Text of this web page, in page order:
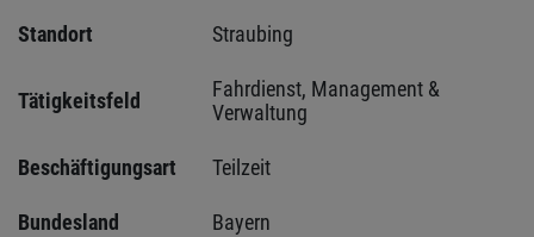
Standort
Straubing
Tätigkeitsfeld
Fahrdienst, Management &
Verwaltung
Beschäftigungsart Teilzeit
Bundesland Bayern